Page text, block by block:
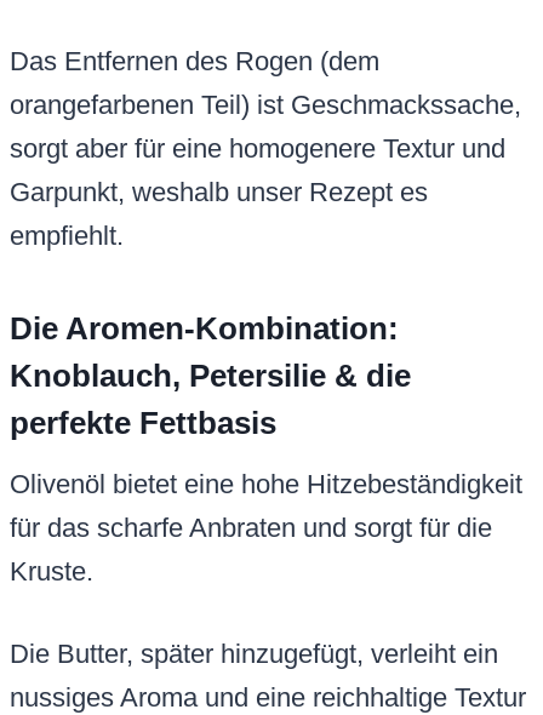
Das Entfernen des Rogen (dem
orangefarbenen Teil) ist Geschmackssache,
sorgt aber für eine homogenere Textur und
Garpunkt, weshalb unser Rezept es
empfiehlt.
Die Aromen-Kombination:
Knoblauch, Petersilie & die
perfekte Fettbasis
Olivenöl bietet eine hohe Hitzebeständigkeit
für das scharfe Anbraten und sorgt für die
Kruste.
Die Butter, später hinzugefügt, verleiht ein
nussiges Aroma und eine reichhaltige Textur